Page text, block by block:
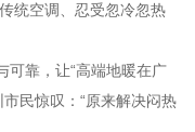
统空调、忍受忽冷忽热
可靠，让“高端地暖在广
民惊叹：“原来解决闷热